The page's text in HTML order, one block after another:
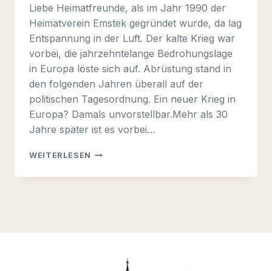
Liebe Heimatfreunde, als im Jahr 1990 der
Heimatverein Emstek gegründet wurde, da lag
Entspannung in der Luft. Der kalte Krieg war
vorbei, die jahrzehntelange Bedrohungslage
in Europa löste sich auf. Abrüstung stand in
den folgenden Jahren überall auf der
politischen Tagesordnung. Ein neuer Krieg in
Europa? Damals unvorstellbar.Mehr als 30
Jahre später ist es vorbei…
WEITERLESEN INFOBRIEF
01